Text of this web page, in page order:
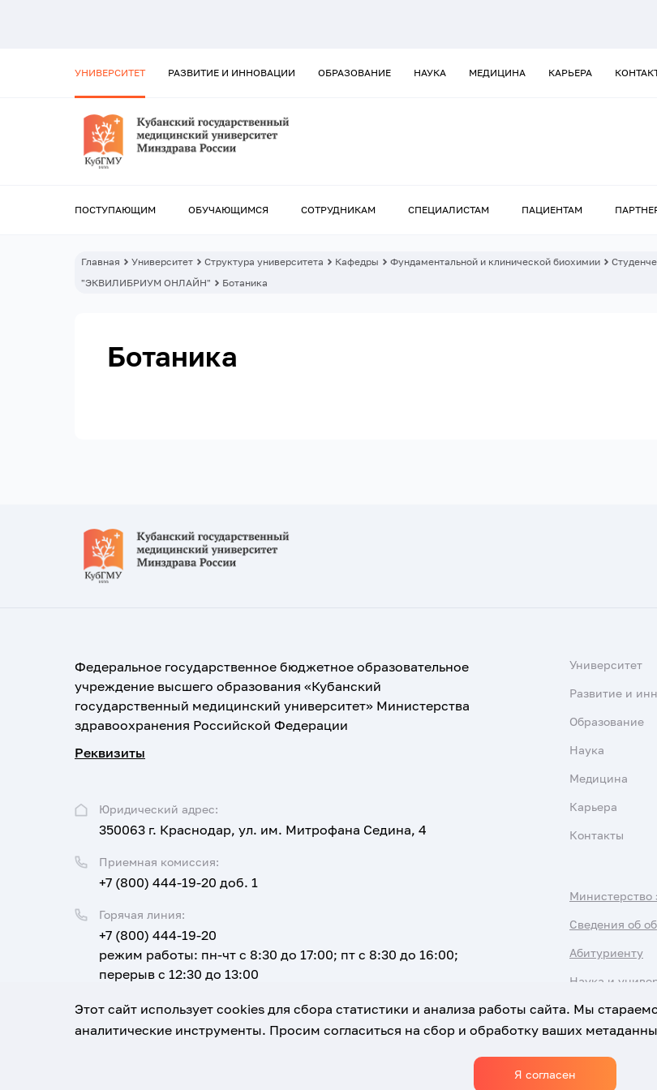
УНИВЕРСИТЕТ РАЗВИТИЕ И ИННОВАЦИИ ОБРАЗОВАНИЕ НАУКА МЕДИЦИНА КАРЬЕРА
ПОСТУПАЮЩИМ ОБУЧАЮЩИМСЯ СОТРУДНИКАМ СПЕЦИАЛИСТАМ ПАЦИЕНТАМ
Главная Университет Структура университета Кафедры Фундаментальной и клинической биохимии
"ЭКВИЛИБРИУМ ОНЛАЙН"
Ботаника
Ботаника
Федеральное государственное бюджетное образовательное
учреждение высшего образования «Кубанский
государственный медицинский университет» Министерства
здравоохранения Российской Федерации
Реквизиты
Юридический адрес:
350063 г. Краснодар, ул. им. Митрофана Седина, 4
Приемная комиссия:
+7 (800) 444-19-20 доб. 1
Горячая линия:
+7 (800) 444-19-20
режим работы: пн-чт с 8:30 до 17:00; пт с 8:30 до 16:00;
перерыв с 12:30 до 13:00
Email:
corpus@ksma.ru
Университет
Развитие и
Образование
Наука
Медицина
Карьера
Контакты
Министерство
Сведения об
Абитуриенту
Наука и
Политика обработки
Этот сайт использует cookies для сбора статистики и анализа работы сайта. Мы
аналитические инструменты. Просим согласиться на сбор и обработку ваших
Я согласен